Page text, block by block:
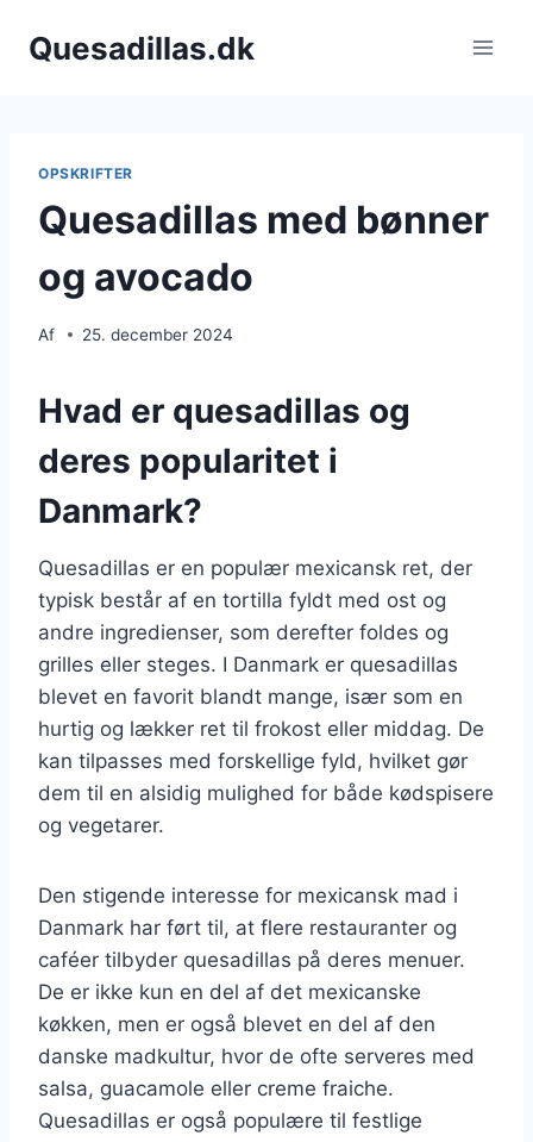
Quesadillas.dk
OPSKRIFTER
Quesadillas med bønner
og avocado
Af 25. december 2024
Hvad er quesadillas og
deres popularitet i
Danmark?
Quesadillas er en populær mexicansk ret, der
typisk består af en tortilla fyldt med ost og
andre ingredienser, som derefter foldes og
grilles eller steges. I Danmark er quesadillas
blevet en favorit blandt mange, især som en
hurtig og lækker ret til frokost eller middag. De
kan tilpasses med forskellige fyld, hvilket gør
dem til en alsidig mulighed for både kødspisere
og vegetarer.
Den stigende interesse for mexicansk mad i
Danmark har ført til, at flere restauranter og
caféer tilbyder quesadillas på deres menuer.
De er ikke kun en del af det mexicanske
køkken, men er også blevet en del af den
danske madkultur, hvor de ofte serveres med
salsa, guacamole eller creme fraiche.
Quesadillas er også populære til festlige